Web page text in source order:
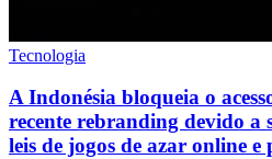
Tecnologia
A Indonésia bloqueia o
recente rebranding devido a
leis de jogos de azar online